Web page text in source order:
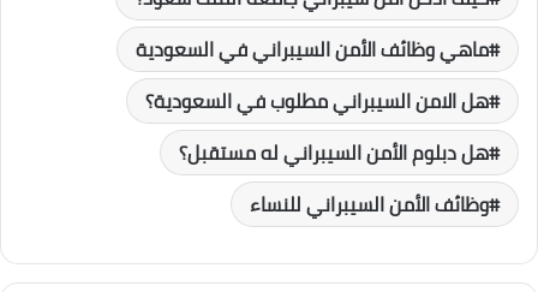
ماهي وظائف الأمن السيبراني في السعودية
هل الامن السيبراني مطلوب في السعودية؟
هل دبلوم الأمن السيبراني له مستقبل؟
وظائف الأمن السيبراني للنساء